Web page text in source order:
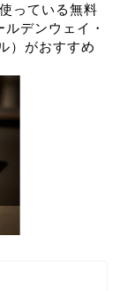
っている無料
デンウェイ・
）がおすすめ